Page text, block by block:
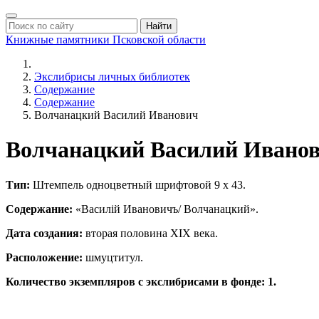
Найти
Книжные памятники Псковской области
Экслибрисы личных библиотек
Содержание
Содержание
Волчанацкий Василий Иванович
Волчанацкий Василий
Тип: Штемпель одноцветный шрифтовой 9 х 43.
Содержание: «Василiй Ивановичъ/ Волчанацкий».
Дата создания: вторая половина ХIХ века.
Расположение: шмуцтитул.
Количество экземпляров с экслибрисами в фонде: 1.